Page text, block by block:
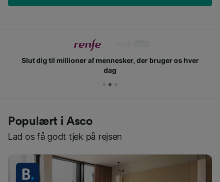
Slut dig til millioner af mennesker, der bruger os hver
dag
Populært i Asco
Lad os få godt tjek på rejsen